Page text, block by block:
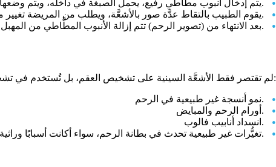
يتم إدخال أنبوب مطَّاطي رفيع، يحمل الصبغة في داخله، ويتم وضعها في الرحم بالكامل، وقناتي فالوب.
يقوم الطبيب بالتقاط عدَّة صور بالأشعَّة، ويطلب من المريضة تغيير موضعها عدَّة مرَّات حتى تتوزَّع الصبغة في الجهاز التناسُلي بالكامل.
بعد الانتهاء من (تصوير الرحم) تتم إزالة الأنبوب المطَّاطي من المهبل، وتستطيع المريضة الذهاب إلى المنزل، مع الاهتمام بمواعيد الأدوية المُسكِّنة للألم، والمضادة للالتهابات التي وصفها الطبيب.
لم تقتصر فقط الأشعَّة السينية على تشخيص العقم، بل تُستخدم في تشخيص عديد من الأمراض النسائية الأخرى، ومنها:
نمو أنسجة غير طبيعية في الرحم.
أورام الرحم والمبايض.
انسداد أنابيب فالوب.
تغيُّرات غير طبيعية تحدث في بطانة الرحم، سواء أكانت أسبابًا وراثية أم مُكتسبة.